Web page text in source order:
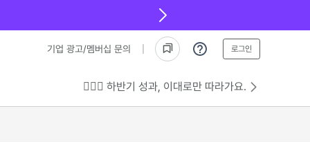
기업 광고/멤버십 문의 로그인
💁🏻‍♂️ 하반기 성과, 이대로만 따라가요.